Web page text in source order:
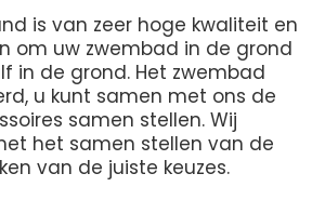
is van zeer hoge kwaliteit en
om uw zwembad in de grond
in de grond. Het zwembad
u kunt samen met ons de
samen stellen. Wij
het samen stellen van de
van de juiste keuzes.